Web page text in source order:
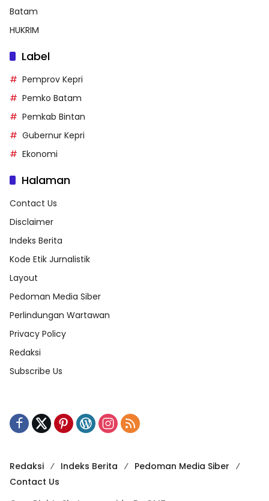
Batam
HUKRIM
Label
Pemprov Kepri
Pemko Batam
Pemkab Bintan
Gubernur Kepri
Ekonomi
Halaman
Contact Us
Disclaimer
Indeks Berita
Kode Etik Jurnalistik
Layout
Pedoman Media Siber
Perlindungan Wartawan
Privacy Policy
Redaksi
Subscribe Us
Redaksi Indeks Berita
Pedoman Media Siber
Contact Us